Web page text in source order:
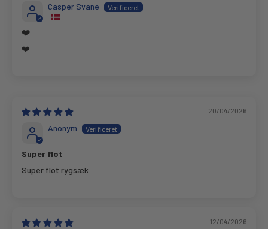
Casper Svane
❤️
❤️
20/04/2026
Anonym
Super flot
Super flot rygsæk
12/04/2026